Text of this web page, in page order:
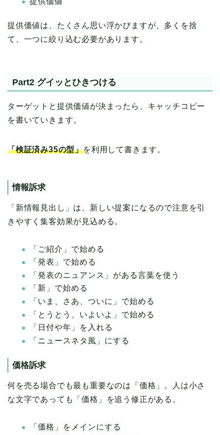
提供価値は、たくさん思い浮かびますが、多くを捨
て、一つに絞り込む必要があります。
Part2 グイッとひきつける
ターゲットと提供価値が決まったら、キャッチコピー
を書いていきます。
「検証済み35の型」を利用して書きます。
情報訴求
「新情報見出し」は、新しい提案になるので注意を引
きやすく集客効果が見込める。
「ご紹介」で始める
「発表」で始める
「発表のニュアンス」がある言葉を使う
「新」で始める
「いま、さあ、ついに」で始める
「とうとう、いよいよ」で始める
「日付や年」を入れる
「ニュースネタ風」にする
価格訴求
何を売る場合でも最も重要なのは「価格」。人は小さ
な文字であっても「価格」を追う修正がある。
「価格」をメインにする